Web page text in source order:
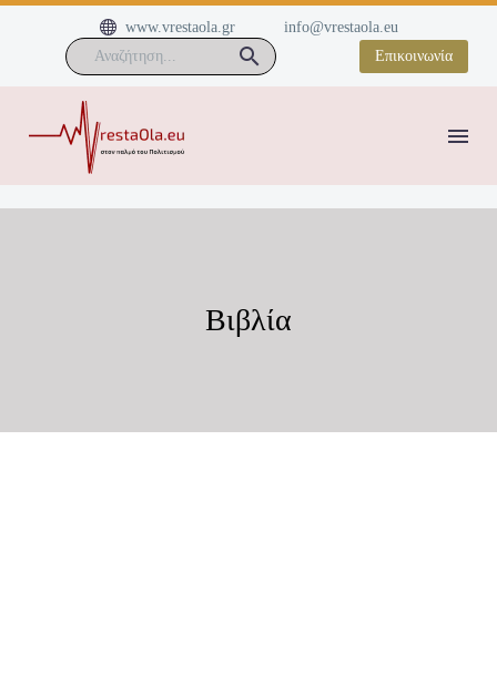

 www.vrestaola.gr
info@vrestaola.eu
Επικοινωνία
Βιβλία